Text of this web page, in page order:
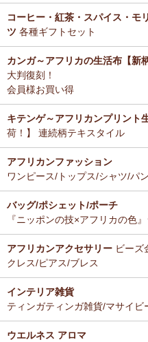
コーヒー・紅茶・スパイス・モ
ツ 各種ギフトセット
カンガ～アフリカの生活布【新
大判復刻！
会員様お買い得
キテンゲ～アフリカンプリント
荷！】 連続柄テキスタイル
アフリカンファッション
ワンピース/トップス/シャツ/パ
バッグ/ポシェット/ポーチ
『ニッポンの技×アフリカの色
アフリカンアクセサリー ビーズ
クレス/ピアス/ブレス
インテリア雑貨
ティンガティンガ雑貨/マサイ
ウエルネス アロマ